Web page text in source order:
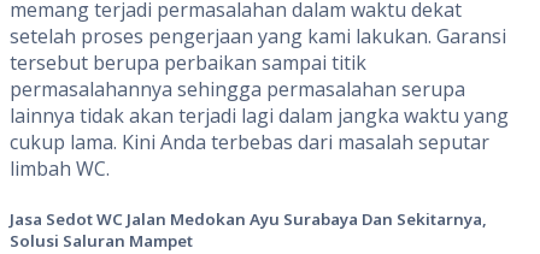
memang terjadi permasalahan dalam waktu dekat
setelah proses pengerjaan yang kami lakukan. Garansi
tersebut berupa perbaikan sampai titik
permasalahannya sehingga permasalahan serupa
lainnya tidak akan terjadi lagi dalam jangka waktu yang
cukup lama. Kini Anda terbebas dari masalah seputar
limbah WC.
Jasa Sedot WC Jalan Medokan Ayu Surabaya Dan Sekitarnya,
Solusi Saluran Mampet